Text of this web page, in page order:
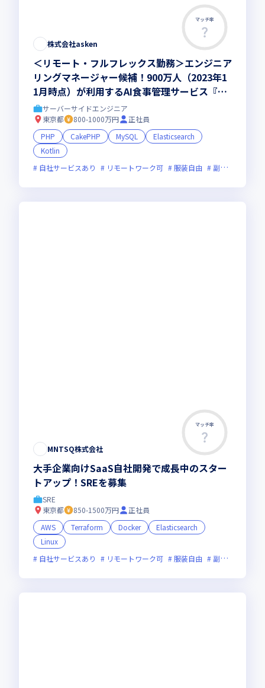
マッチ率
株式会社asken
＜リモート・フルフレックス勤務＞エンジニア
リングマネージャー候補！900万人（2023年1
1月時点）が利用するAI食事管理サービス『あ
すけん』のアーキテクチャの改善からリファク
タリング、新機能開発をする開発組織をマネジ
メント
サーバーサイドエンジニア
東京都
800-1000万円
正社員
PHP
CakePHP MySQL
Elasticsearch
Kotlin
自社サービスあり
リモートワーク可 服装自由 副業可
マッチ率
MNTSQ株式会社
大手企業向けSaaS自社開発で成長中のスター
トアップ！SREを募集
SRE
東京都
850-1500万円
正社員
AWS
Terraform Docker
Elasticsearch
Linux
自社サービスあり
リモートワーク可 服装自由 副業可